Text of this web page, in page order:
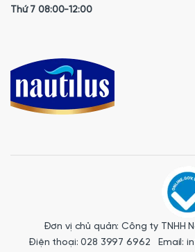
Thứ 7 08:00-12:00
Đơn vị chủ quản: Công ty TNHH
Điện thoại: 028 3997 6962 Email: